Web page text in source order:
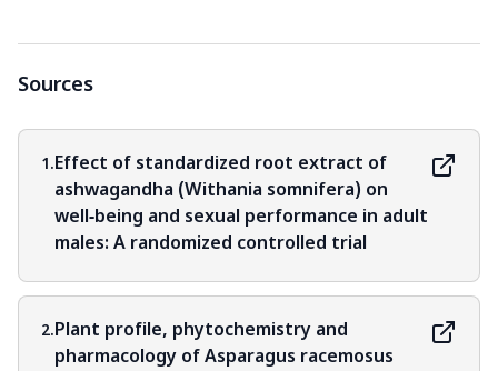
Sources
1.Effect of standardized root extract of
ashwagandha (Withania somnifera) on
well‐being and sexual performance in adult
males: A randomized controlled trial
2.Plant profile, phytochemistry and
pharmacology of Asparagus racemosus